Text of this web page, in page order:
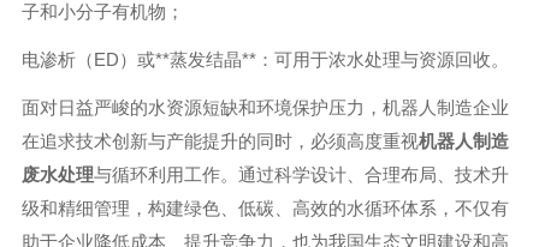
子和小分子有机物；
电渗析（ED）或**蒸发结晶**：可用于浓水处理与资源回收。
面对日益严峻的水资源短缺和环境保护压力，机器人制造企业
在追求技术创新与产能提升的同时，必须高度重视机器人制造
废水处理与循环利用工作。通过科学设计、合理布局、技术升
级和精细管理，构建绿色、低碳、高效的水循环体系，不仅有
助于企业降低成本、提升竞争力，也为我国生态文明建设和高